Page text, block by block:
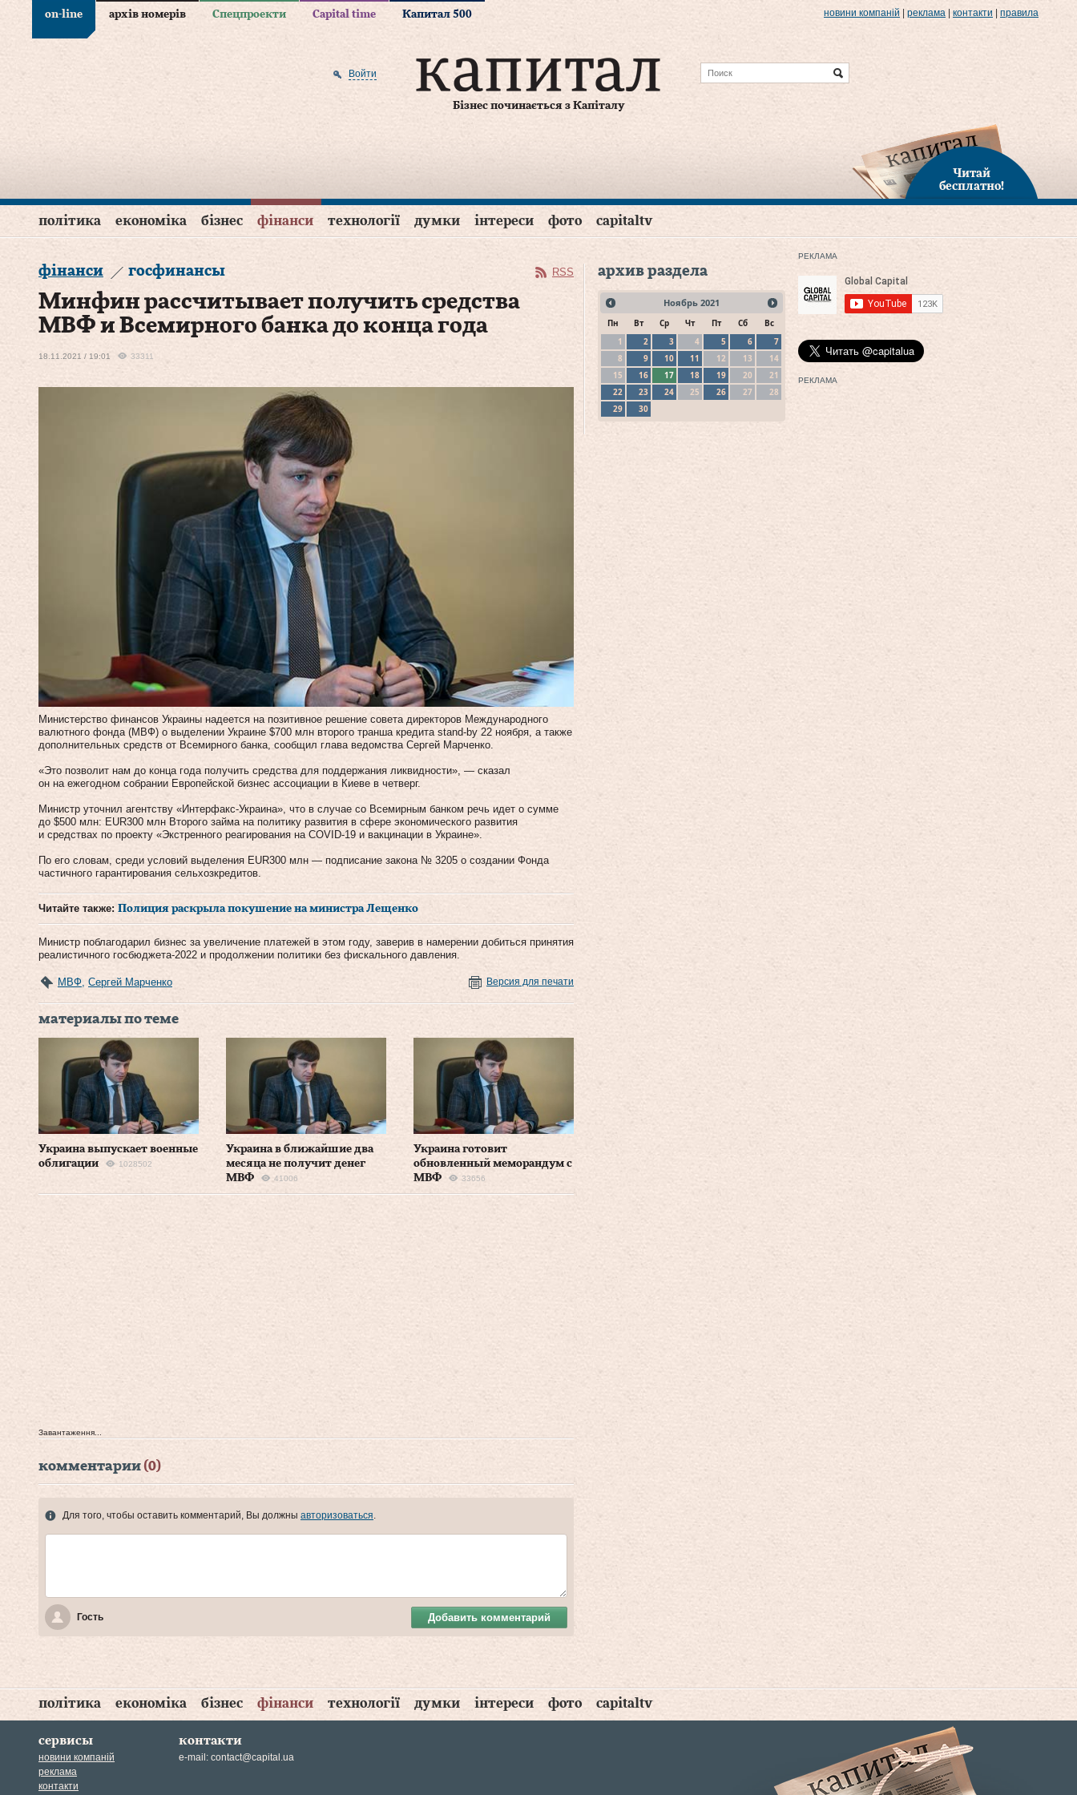
on-line архів номерів Спецпроекти Capital time Капитал 500 новини компаній реклама контакти правила
Бізнес починається з Капіталу
Войти
Читай
бесплатно!
політика економіка бізнес фінанси технології думки інтереси фото capitaltv
фінанси госфинансы RSS
Минфин рассчитывает получить средства
МВФ и Всемирного банка до конца года
18.11.2021 / 19:01 33311
Министерство финансов Украины надеется на позитивное решение совета директоров Международного
валютного фонда (МВФ) о выделении Украине $700 млн второго транша кредита stand-by 22 ноября, а также
дополнительных средств от Всемирного банка, сообщил глава ведомства Сергей Марченко.
«Это позволит нам до конца года получить средства для поддержания ликвидности», — сказал
он на ежегодном собрании Европейской бизнес ассоциации в Киеве в четверг.
Министр уточнил агентству «Интерфакс-Украина», что в случае со Всемирным банком речь идет о сумме
до $500 млн: EUR300 млн Второго займа на политику развития в сфере экономического развития
и средствах по проекту «Экстренного реагирования на COVID-19 и вакцинации в Украине».
По его словам, среди условий выделения EUR300 млн — подписание закона № 3205 о создании Фонда
частичного гарантирования сельхозкредитов.
Читайте также: Полиция раскрыла покушение на министра Лещенко
Министр поблагодарил бизнес за увеличение платежей в этом году, заверив в намерении добиться принятия
реалистичного госбюджета-2022 и продолжении политики без фискального давления.
МВФ Сергей Марченко Версия для печати
материалы по теме
Украина выпускает военные
облигации
1028502
Украина в ближайшие два
месяца не получит денег
МВФ
41006
Украина готовит
обновленный меморандум с
МВФ
33656
Завантаження...
комментарии(0)
Для того, чтобы оставить комментарий, Вы должны авторизоваться
Гость Добавить комментарий
архив раздела
Ноябрь 2021
Пн Вт Ср Чт Пт Сб
Вс
1
2 3 4 5 6
7
8
9 10 11 12 13
14
15
16 17 18 19 20
21
22
23 24 25 26 27
28
29
30
РЕКЛАМА
РЕКЛАМА
політика економіка бізнес фінанси технології думки інтереси фото capitaltv
сервисы
новини компаній
реклама
контакти
контакти
e-mail: contact@capital.ua